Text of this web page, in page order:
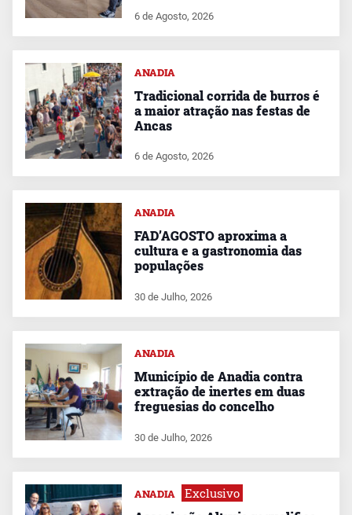
6 de Agosto, 2026
ANADIA
Tradicional corrida de burros é
a maior atração nas festas de
Ancas
6 de Agosto, 2026
ANADIA
FAD’AGOSTO aproxima a
cultura e a gastronomia das
populações
30 de Julho, 2026
ANADIA
Município de Anadia contra
extração de inertes em duas
freguesias do concelho
30 de Julho, 2026
ANADIA Exclusivo